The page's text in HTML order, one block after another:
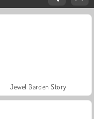
Jewel Garden Story